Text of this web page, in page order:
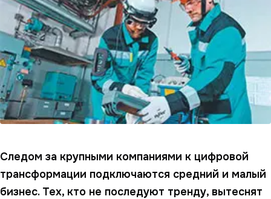
Следом за крупными компаниями к цифровой
трансформации подключаются средний и малый
бизнес. Тех, кто не последуют тренду, вытеснят